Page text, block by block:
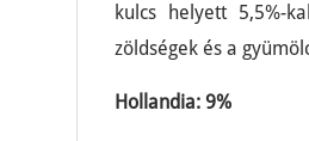
kulcs helyett 5,5%-
zöldségek és a
Hollandia: 9%